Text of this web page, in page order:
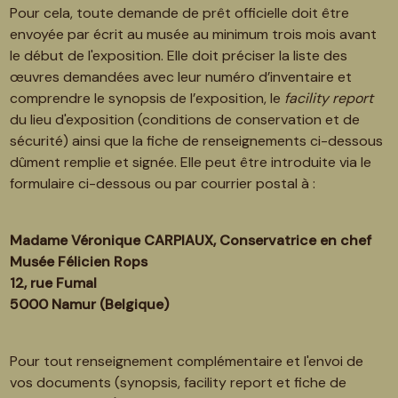
Pour cela, toute demande de prêt officielle doit être
envoyée par écrit au musée au minimum trois mois avant
le début de l'exposition. Elle doit préciser la liste des
œuvres demandées avec leur numéro d’inventaire et
comprendre le synopsis de l’exposition, le facility report
du lieu d'exposition (conditions de conservation et de
sécurité) ainsi que la fiche de renseignements ci-dessous
dûment remplie et signée. Elle peut être introduite via le
formulaire ci-dessous ou par courrier postal à :
Madame Véronique CARPIAUX, Conservatrice en chef
Musée Félicien Rops
12, rue Fumal
5000 Namur (Belgique)
Pour tout renseignement complémentaire et l'envoi de
vos documents (synopsis, facility report et fiche de